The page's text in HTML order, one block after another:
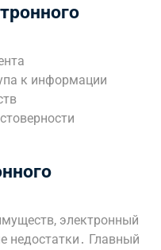
к информации
электронный
недостатки․ Главный